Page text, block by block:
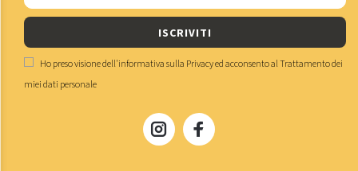
ISCRIVITI
Ho preso visione dell'informativa sulla Privacyed acconsento alTrattamento dei
miei dati personale